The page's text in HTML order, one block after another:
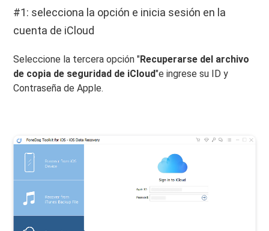
#1: selecciona la opción e inicia sesión en la
cuenta de iCloud
Seleccione la tercera opción "Recuperarse del archivo
de copia de seguridad de iCloud"e ingrese su ID y
Contraseña de Apple.